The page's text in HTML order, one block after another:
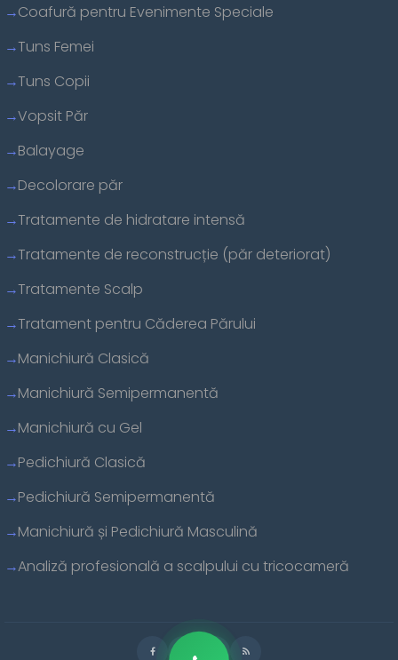
Coafură pentru Evenimente Speciale
Tuns Femei
Tuns Copii
Vopsit Păr
Balayage
Decolorare păr
Tratamente de hidratare intensă
Tratamente de reconstrucție (păr deteriorat)
Tratamente Scalp
Tratament pentru Căderea Părului
Manichiură Clasică
Manichiură Semipermanentă
Manichiură cu Gel
Pedichiură Clasică
Pedichiură Semipermanentă
Manichiură și Pedichiură Masculină
Analiză profesională a scalpului cu tricocameră